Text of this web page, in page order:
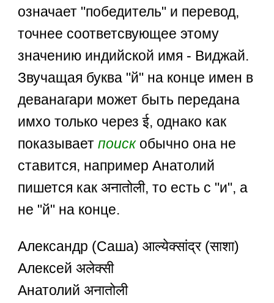
означает "победитель" и перевод,
точнее соответсвующее этому
значению индийской имя - Виджай.
Звучащая буква "й" на конце имен в
деванагари может быть передана
имхо только через ई, однако как
показываетпоискобычно она не
ставится, например Анатолий
пишется как अनातोली, то есть с "и", а
не "й" на конце.
Александр (Саша) आल्येक्सांद्र (साशा)
Алексей अलेक्सी
Анатолий अनातोली